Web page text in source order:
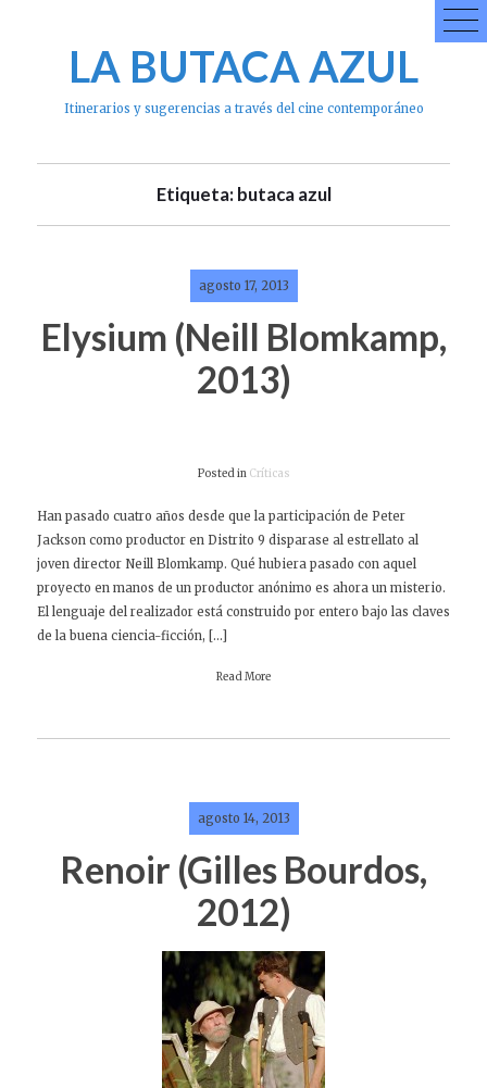
LA BUTACA AZUL
Itinerarios y sugerencias a través del cine contemporáneo
Etiqueta: butaca azul
agosto 17, 2013
Elysium (Neill Blomkamp,
2013)
Posted in Críticas
Han pasado cuatro años desde que la participación de Peter
Jackson como productor en Distrito 9 disparase al estrellato al
joven director Neill Blomkamp. Qué hubiera pasado con aquel
proyecto en manos de un productor anónimo es ahora un misterio.
El lenguaje del realizador está construido por entero bajo las claves
de la buena ciencia-ficción, […]
Read More
agosto 14, 2013
Renoir (Gilles Bourdos,
2012)